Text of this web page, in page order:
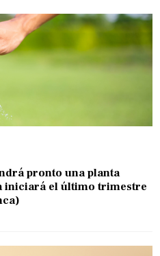
pronto una planta
iniciará el último trimestre